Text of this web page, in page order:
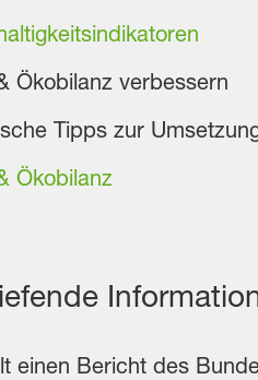
Ökobilanz verbessern
Tipps zur
Ökobilanz
einen Bericht des